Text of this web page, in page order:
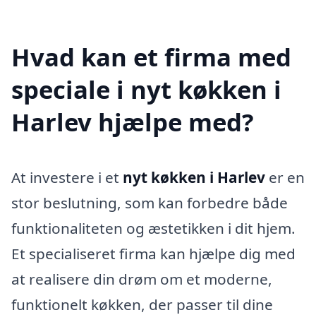
Hvad kan et firma med
speciale i nyt køkken i
Harlev hjælpe med?
At investere i et nyt køkken i Harlev er en
stor beslutning, som kan forbedre både
funktionaliteten og æstetikken i dit hjem.
Et specialiseret firma kan hjælpe dig med
at realisere din drøm om et moderne,
funktionelt køkken, der passer til dine